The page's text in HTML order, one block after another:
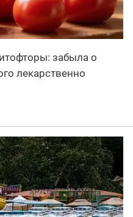
забыла о
лекарственно